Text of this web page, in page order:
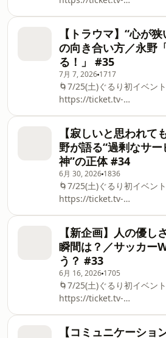
った素敵な人／不良っぽい
／本当にカッコイイを貫く
方が誠実／もういいよ冷笑
遣いはダメ／中
く役／中村雅俊＝ふれあい
楽しい？／松坂桃李・青木
臣とのLINEグループ／出演
み会する芝／大河の監督も
くれている／対等に接して
優たち／堤幸彦の演出秘話
ラで1時間以上／初芝居どう
高いかるた／顔合わせの裏
ィングの理由／裏方さんフ
場／演じる朝比奈昌弘のお
&nbsp; 🌀8/5(水)イベントアーカイブ配
信チケット販売🌀https://
asahi.co.jp/douga_mv/
event2026/ 郷ひろみのコンサートに行
ってきた永野／ご本人にも
ってる！／郷さんの関係者
「シェー！」が好き／ファ
55周年／年齢を感じさせな
ンス／MCがずっと面白い
ー／元気をもらえる／ぐる
も影響受けざるを得ない／
「GO」って言ってる／歌詞
てる郷さんのプロ意識／フ
周年は永野106歳／郷さん
話聞いたことない／本当に
いとカッコ
【トラウマ】“心が
の向き合い方／永野
る！」 #35
7月 7, 2026 1717
🌀7/25(土)ぐるり初イベン
⁠https://ticket.tv-
&nbsp; 🌀8/5(水)イベントアーカイブ配
信チケット販売🌀 ⁠https://www.tv-
asahi.co.jp/douga_mv/
event2026/ 実は俺たち疲れてる／大河
ドラマのセリフどう覚える
通じれば良いと思ってる／
会った地元のおばちゃんが
自分は心が狭いのか？と思
る？／何だよジャンプスケ
トパソコンでカチカチやる
ない永野／芝、心が狭い自
芝／幼少期に「悟ってしま
った理由／竹を割ったよう
る／シイタケ栽培はバナナ
い／ブックオフにクレーム
悩んだ永野／伊東家の食卓
【寂しいと思われて
野が語る“過剰なサー
神”の正体 #34
6月 30, 2026 1836
🌀7/25(土)ぐるり初イベン
⁠https://ticket.tv-
&nbsp; 🌀8/5(水)イベントアーカイブ配
信チケット販売🌀 ⁠https://www.tv-
asahi.co.jp/douga_mv/
event2026/ もう何年も夏らしいことし
てない／無邪気が死んだ永
を子どもに見せてやりたい
み「沈黙って大丈夫な方で
ービス精神で喋ってしまう
てからずっと居心地が悪い
【新企画】人の優し
瞬間は？／サッカー
う？ #33
6月 16, 2026 1705
🌀7/25(土)ぐるり初イベン
⁠https://ticket.tv-
&nbsp; 🌀8/5(水)イベントアーカイブ配
【コミュニケーショ